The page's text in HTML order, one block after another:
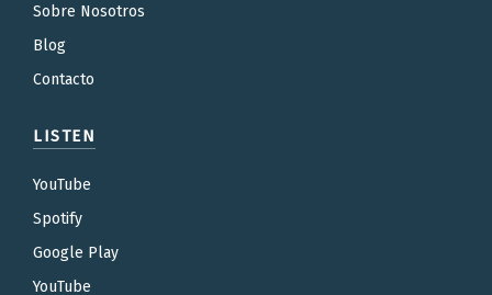
Sobre Nosotros
Blog
Contacto
LISTEN
YouTube
Spotify
Google Play
YouTube